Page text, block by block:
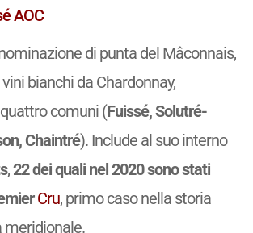
AOC
di punta del Mâconnais,
bianchi da Chardonnay,
comuni (Fuissé, Solutré-
Chaintré). Include al suo interno
,22 dei quali nel 2020 sono stati
Cru, primo caso nella storia
meridionale.